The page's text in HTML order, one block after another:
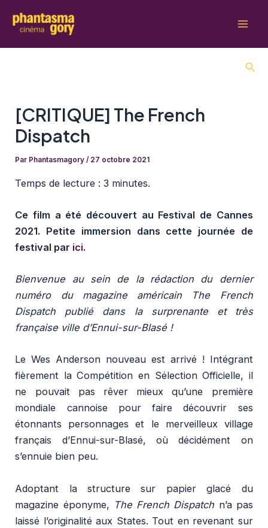
[CRITIQUE] The French
Dispatch
Par Phantasmagory/ 27 octobre 2021
Temps de lecture : 3 minutes.
Ce film a été découvert au Festival de Cannes
2021. Petite immersion dans cette journée de
festival par ici.
Bienvenue au sein de la rédaction du dernier
numéro du magazine américain The French
Dispatch publié dans la surprenante et très
française ville d’Ennui-sur-Blasé !
Le Wes Anderson nouveau est arrivé ! Intégrant
fièrement la Compétition en Sélection Officielle, il
ne pouvait pas rêver mieux qu’une première
mondiale cannoise pour faire découvrir ses
étonnants personnages et le merveilleux village
français d’Ennui-sur-Blasé, où décidément on
s’ennuie bien peu.
Adoptant la structure sur papier glacé du
magazine éponyme, The French Dispatch n’a pas
laissé l’originalité aux States. Tout en revenant sur